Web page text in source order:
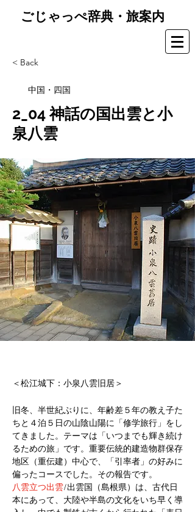
ごじゃっぺ辞典・旅案内
< Back
中国・四国
2_04 神話の国出雲と小
泉八雲
＜松江城下：小泉八雲旧居＞
旧冬、半世紀ぶりに、年齢差５年の教え子た
ちと４泊５日の山陰山陽に「修学旅行」をし
てきました。テーマは「いつまでも輝き続け
るための旅」です。重要伝統的建造物群保存
地区（重伝建）中心で、「引率者」の好みに
偏ったコースでした。その報告です。
八雲立つ出雲/出雲国（島根県）は、古代日
本にあって、大陸や半島の文化をいち早く導